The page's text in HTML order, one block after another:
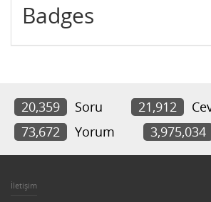
Badges
20,359 Soru 21,912
73,672
Yorum 3,975,034
İletişim